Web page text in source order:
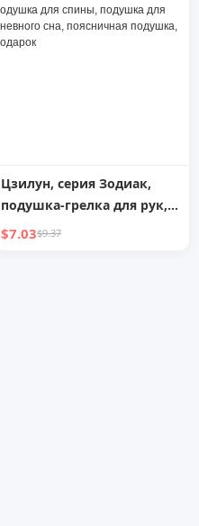
Цзилун, серия Зодиак,
подушка-грелка для рук,
диванная подушка,
$7.03$9.37